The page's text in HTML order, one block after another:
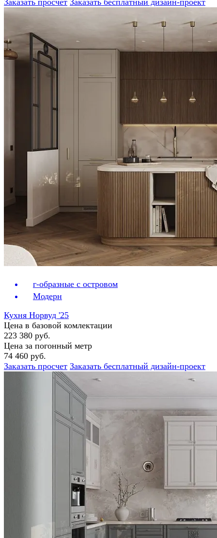
Заказать просчет Заказать бесплатный дизайн-проект
г-образные с островом
Модерн
Кухня Норвуд '25
Цена в базовой комлектации
223 380 руб.
Цена за погонный метр
74 460 руб.
Заказать просчет Заказать бесплатный дизайн-проект